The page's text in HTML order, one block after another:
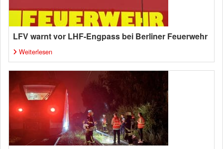
LFV warnt vor LHF-Engpass bei Berliner Feuerwehr
Weiterlesen